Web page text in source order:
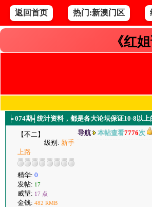
返回首页 热门:新澳门区
《红
╞ 074期╡统计资料，都是各大论坛保证10-8以
【不二】
级别: 新手
上路
精华: 0
发帖: 17
威望: 17 点
金钱: 482 RMB
导航 本帖查看7776次